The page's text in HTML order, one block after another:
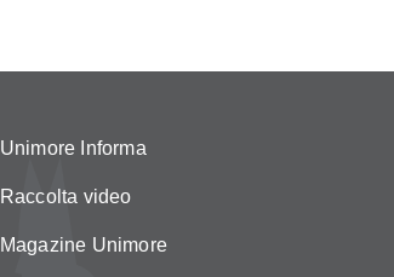
Unimore Informa
Raccolta video
Magazine Unimore